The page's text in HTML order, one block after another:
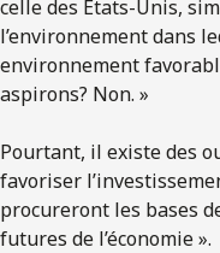
celle des États-Unis,
l’environnement dans
environnement
aspirons? Non. »
Pourtant, il existe des
favoriser
procureront les bases
futures de l’économie ».